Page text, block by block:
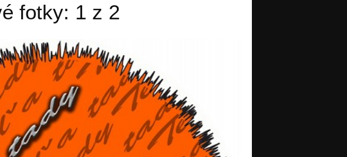
fotky: 1 z 2